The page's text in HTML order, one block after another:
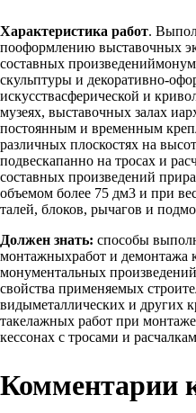
Характеристика работ.
пооформлению выставочных
составных
скульптуры и декоративно-
искусствасферической и
музеях, выставочных залах
постоянным и временным
различных плоскостях на
подвескапанно на тросах и
составных произведений
объемом более 75 дм3 и при
талей, блоков, рычагов и
Должен знать: способы
монтажныхработ и демонтажа
монументальных
свойства применяемых
видыметаллических и других
такелажных работ при
кессонах с тросами и
Комментарии